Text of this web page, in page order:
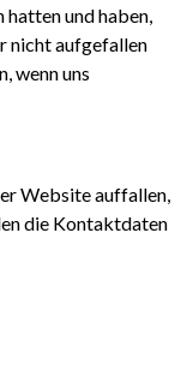
und haben,
nicht aufgefallen
wenn uns
Website auffallen,
die Kontaktdaten